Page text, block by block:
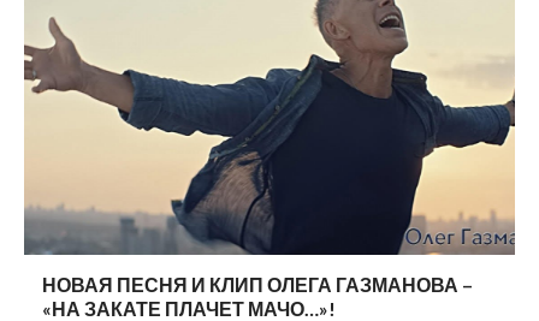
НОВАЯ ПЕСНЯ И КЛИП ОЛЕГА ГАЗМАНОВА –
«НА ЗАКАТЕ ПЛАЧЕТ МАЧО…»!